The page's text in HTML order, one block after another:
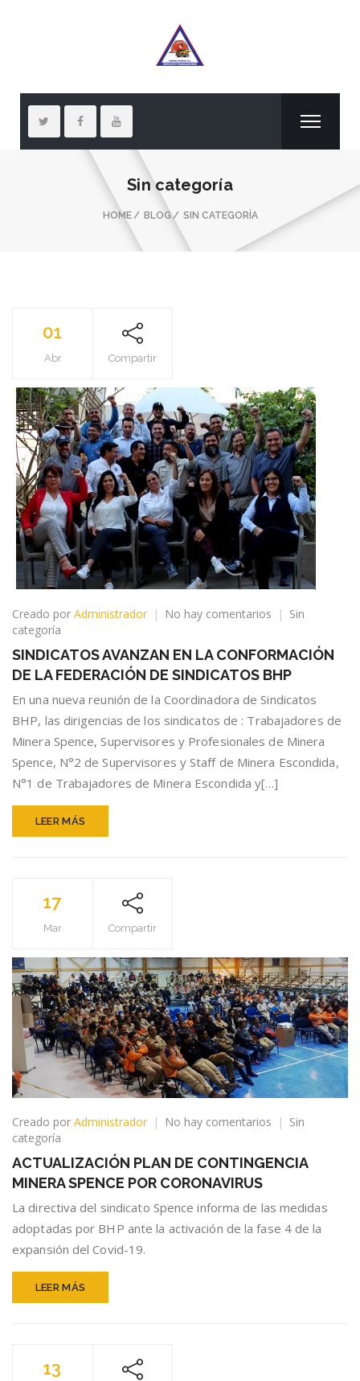
Sin categoría
HOME BLOG SIN CATEGORÍA
01
Abr Compartir
Creado por Administrador No hay comentarios
en
AVANZAN
EN
LA
DE
LA
FEDERACIÓN
DE
SINDICATOS
BHP
Sin
categoría
SINDICATOS AVANZAN EN LA CONFORMACIÓN
DE LA FEDERACIÓN DE SINDICATOS BHP
En una nueva reunión de la Coordinadora de Sindicatos
BHP, las dirigencias de los sindicatos de : Trabajadores de
Minera Spence, Supervisores y Profesionales de Minera
Spence, N°2 de Supervisores y Staff de Minera Escondida,
N°1 de Trabajadores de Minera Escondida y[…]
LEER MÁS
17
Mar Compartir
Creado por Administrador No hay comentarios
en
DE
MINERA
SPENCE
POR
Sin
categoría
ACTUALIZACIÓN PLAN DE CONTINGENCIA
MINERA SPENCE POR CORONAVIRUS
La directiva del sindicato Spence informa de las medidas
adoptadas por BHP ante la activación de la fase 4 de la
expansión del Covid-19.
LEER MÁS
13